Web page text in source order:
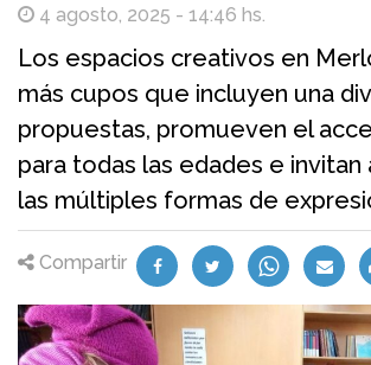
4 agosto, 2025 - 14:46 hs.
Los espacios creativos en
más cupos que incluyen una
propuestas, promueven el
para todas las edades e invitan
las múltiples formas de
Compartir